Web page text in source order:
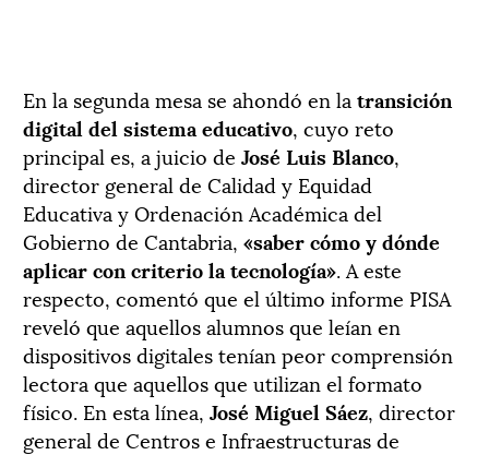
En la segunda mesa se ahondó en la transición
digital del sistema educativo, cuyo reto
principal es, a juicio de José Luis Blanco,
director general de Calidad y Equidad
Educativa y Ordenación Académica del
Gobierno de Cantabria, «saber cómo y dónde
aplicar con criterio la tecnología». A este
respecto, comentó que el último informe PISA
reveló que aquellos alumnos que leían en
dispositivos digitales tenían peor comprensión
lectora que aquellos que utilizan el formato
físico. En esta línea, José Miguel Sáez, director
general de Centros e Infraestructuras de